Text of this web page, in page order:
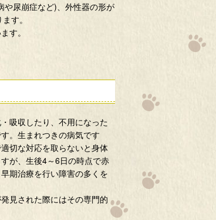
や尿崩症など)、外性器の形が
す。
す。
吸収したり、不用になった
。生まれつきの病気です
切な対応を取らないと身体
が、生後4～6日の時点で赤
期治療を行い障害の多くを
見された際にはその専門的